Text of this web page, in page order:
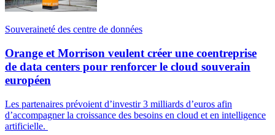
Souveraineté des centre de données
Orange et Morrison veulent créer une coentreprise
de data centers pour renforcer le cloud souverain
européen
Les partenaires prévoient d’investir 3 milliards d’euros afin
d’accompagner la croissance des besoins en cloud et en intelligence
artificielle.